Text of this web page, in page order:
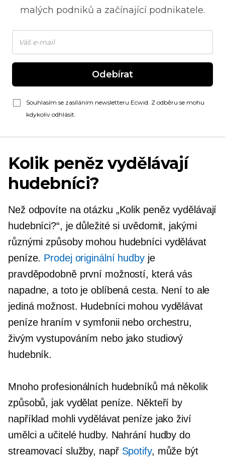
malých podniků a začínající podnikatele.
Odebírat
Souhlasím se zasíláním newsletteru Ecwid. Z odběru se mohu
kdykoliv odhlásit.
Kolik peněz vydělávají
hudebníci?
Než odpovíte na otázku „Kolik peněz vydělávají
hudebníci?“, je důležité si uvědomit, jakými
různými způsoby mohou hudebníci vydělávat
peníze. Prodej originální hudbyje
pravděpodobně první možností, která vás
napadne, a toto je oblíbená cesta. Není to ale
jediná možnost. Hudebníci mohou vydělávat
peníze hraním v symfonii nebo orchestru,
živým vystupováním nebo jako studiový
hudebník.
Mnoho profesionálních hudebníků má několik
způsobů, jak vydělat peníze. Někteří by
například mohli vydělávat peníze jako živí
umělci a učitelé hudby. Nahrání hudby do
streamovací služby, např Spotify, může být